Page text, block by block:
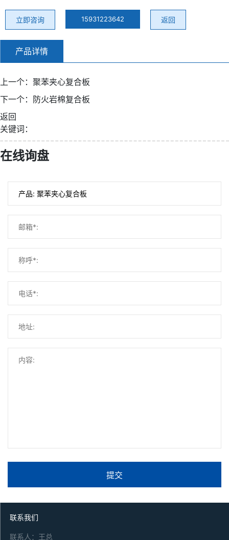
立即咨询 15931223642 返回
产品详情
上一个： 聚苯夹心复合板
下一个： 防火岩棉复合板
返回
关键词：
在线询盘
提交
联系我们
联系人：王总